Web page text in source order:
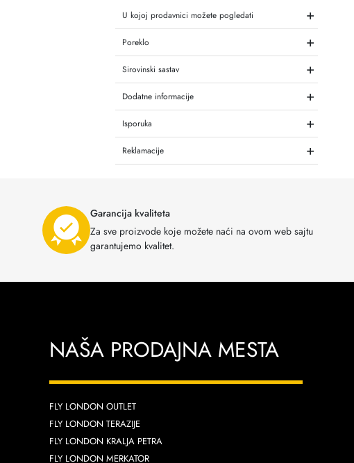
U kojoj prodavnici možete pogledati +
Poreklo +
Sirovinski sastav +
Dodatne informacije +
Isporuka +
Reklamacije +
Garancija kvaliteta
Za sve proizvode koje možete naći na ovom web sajtu
garantujemo kvalitet.
NAŠA PRODAJNA MESTA
FLY LONDON OUTLET
FLY LONDON TERAZIJE
FLY LONDON KRALJA PETRA
FLY LONDON MERKATOR